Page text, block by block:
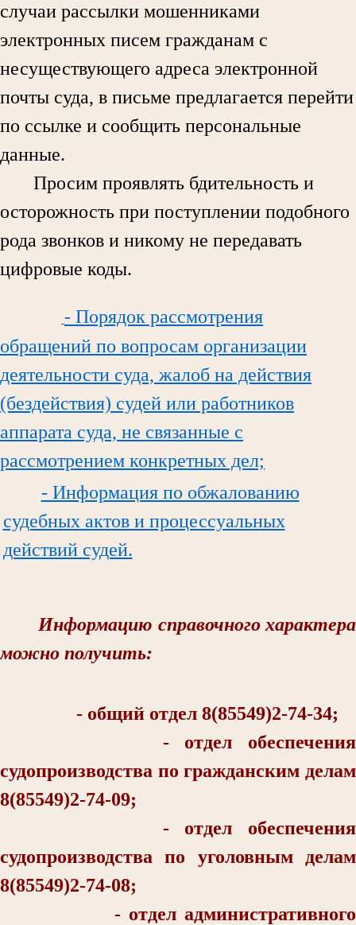
случаи рассылки мошенниками
электронных писем гражданам с
несуществующего адреса электронной
почты суда, в письме предлагается перейти
по ссылке и сообщить персональные
данные.
Просим проявлять бдительность и
осторожность при поступлении подобного
рода звонков и никому не передавать
цифровые коды.
- Порядок рассмотрения
обращений по вопросам организации
деятельности суда, жалоб на действия
(бездействия) судей или работников
аппарата суда, не связанные с
рассмотрением конкретных дел;
- Информация по обжалованию
судебных актов и процессуальных
действий судей.
Информацию справочного характера
можно получить:
- общий отдел 8(85549)2-74-34;
- отдел обеспечения
судопроизводства по гражданским делам
8(85549)2-74-09;
- отдел обеспечения
судопроизводства по уголовным делам
8(85549)2-74-08;
- отдел административного